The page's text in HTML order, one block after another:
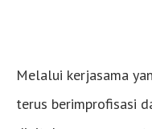
Melalui kerjasama
terus berimprofisasi